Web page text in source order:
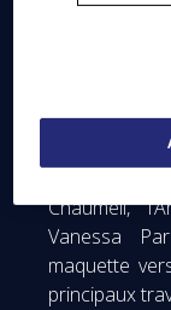
En octobre
réplique
l’aéroport
maquette
jusqu’en
Chaumeil,
Vanessa
maquette
principaux